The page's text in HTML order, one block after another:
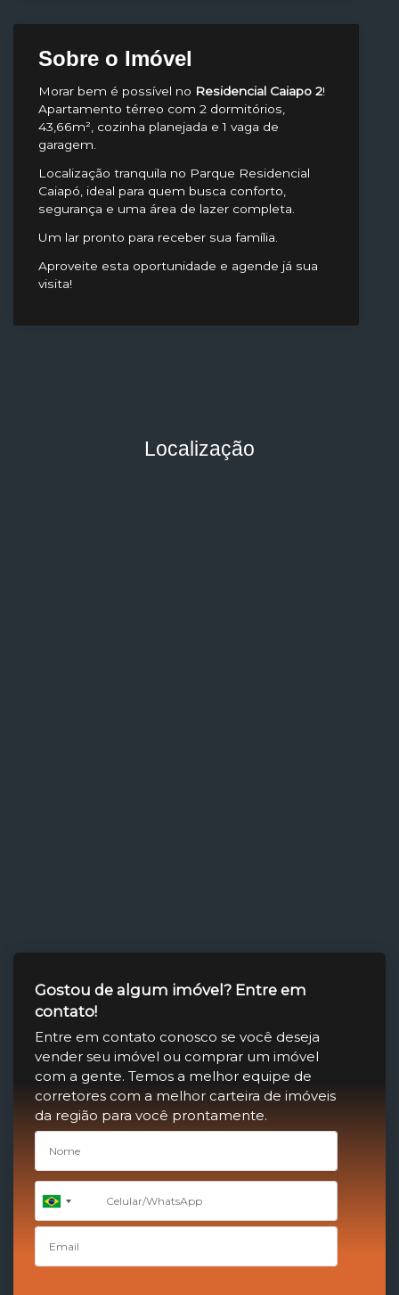
Sobre o Imóvel
Morar bem é possível no Residencial Caiapo 2!
Apartamento térreo com 2 dormitórios,
43,66m², cozinha planejada e 1 vaga de
garagem.
Localização tranquila no Parque Residencial
Caiapó, ideal para quem busca conforto,
segurança e uma área de lazer completa.
Um lar pronto para receber sua família.
Aproveite esta oportunidade e agende já sua
visita!
Localização
Gostou de algum imóvel? Entre em
contato!
Entre em contato conosco se você deseja
vender seu imóvel ou comprar um imóvel
com a gente. Temos a melhor equipe de
corretores com a melhor carteira de imóveis
da região para você prontamente.
Brazil
+55